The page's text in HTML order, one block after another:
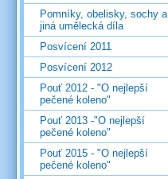
Pomníky, obelisky, sochy a
jiná umělecká díla
Posvícení 2011
Posvícení 2012
Pouť 2012 - "O nejlepší
pečené koleno"
Pouť 2013 -"O nejlepší
pečené koleno"
Pouť 2015 - "O nejlepší
pečené koleno"